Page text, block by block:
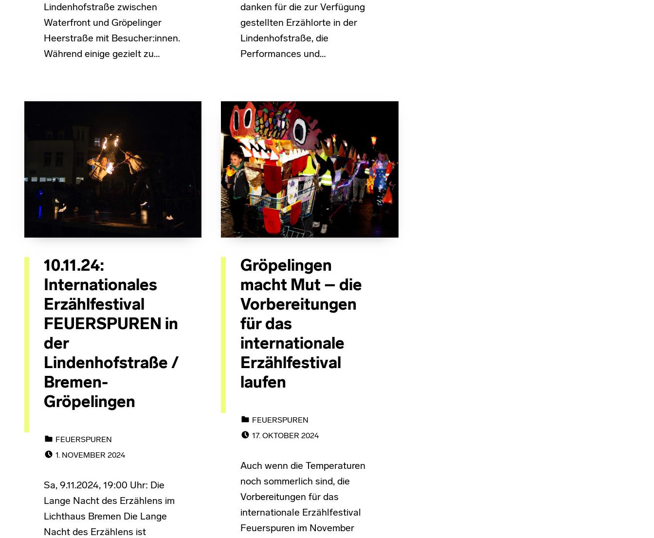
Lindenhofstraße zwischen
Waterfront und Gröpelinger
Heerstraße mit Besucher:innen.
Während einige gezielt zu…
danken für die zur Verfügung
gestellten Erzählorte in der
Lindenhofstraße, die
Performances und…
10.11.24:
Internationales
Erzählfestival
FEUERSPUREN in
der
Lindenhofstraße /
Bremen-
Gröpelingen
FEUERSPUREN
1. NOVEMBER 2024
Sa, 9.11.2024, 19:00 Uhr: Die
Lange Nacht des Erzählens im
Lichthaus Bremen Die Lange
Nacht des Erzählens ist
Gröpelingen
macht Mut – die
Vorbereitungen
für das
internationale
Erzählfestival
laufen
FEUERSPUREN
17. OKTOBER 2024
Auch wenn die Temperaturen
noch sommerlich sind, die
Vorbereitungen für das
internationale Erzählfestival
Feuerspuren im November